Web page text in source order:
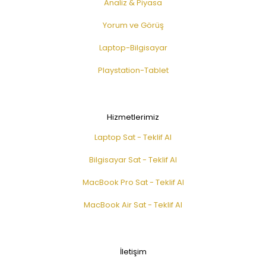
Analiz & Piyasa
Yorum ve Görüş
Laptop-Bilgisayar
Playstation-Tablet
Hizmetlerimiz
Laptop Sat - Teklif Al
Bilgisayar Sat - Teklif Al
MacBook Pro Sat - Teklif Al
MacBook Air Sat - Teklif Al
İletişim